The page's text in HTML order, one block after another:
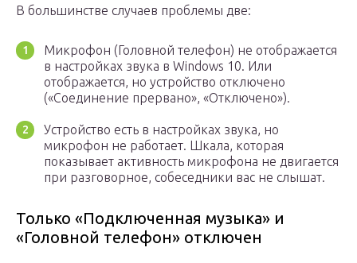
В большинстве случаев проблемы две:
Микрофон (Головной телефон) не отображается
в настройках звука в Windows 10. Или
отображается, но устройство отключено
(«Соединение прервано», «Отключено»).
Устройство есть в настройках звука, но
микрофон не работает. Шкала, которая
показывает активность микрофона не двигается
при разговорное, собеседники вас не слышат.
Только «Подключенная музыка» и
«Головной телефон» отключен